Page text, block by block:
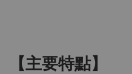
【主要特點】